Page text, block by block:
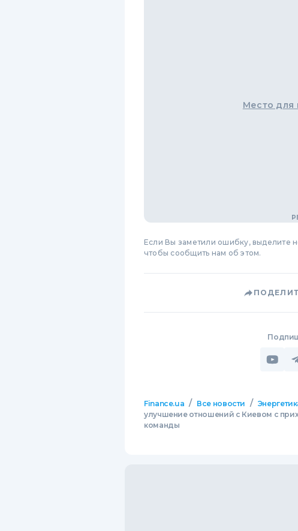
Место для
Если Вы заметили ошибку, выделите
чтобы сообщить нам об этом.
Finance.ua / Все новости /
улучшение отношений с Киевом с
команды